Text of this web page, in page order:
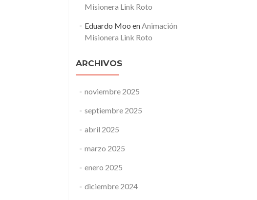
Misionera Link Roto
Eduardo Moo enAnimación
Misionera Link Roto
ARCHIVOS
noviembre 2025
septiembre 2025
abril 2025
marzo 2025
enero 2025
diciembre 2024